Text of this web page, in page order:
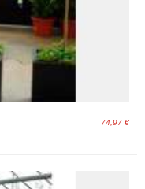
74,97 €